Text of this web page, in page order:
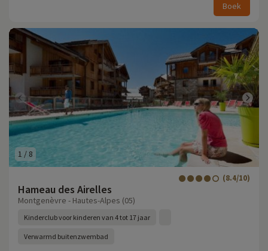
Boek
1 / 8
Hameau des Airelles
(8.4/10)
Montgenèvre - Hautes-Alpes (05)
Kinderclub voor kinderen van 4 tot 17 jaar
Verwarmd buitenzwembad